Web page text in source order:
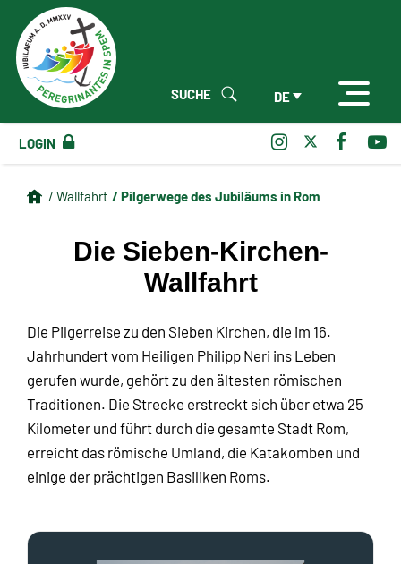
DE
SUCHE
LOGIN
/ Wallfahrt / Pilgerwege des Jubiläums in Rom
Die Sieben-Kirchen-
Wallfahrt
Die Pilgerreise zu den Sieben Kirchen, die im 16.
Jahrhundert vom Heiligen Philipp Neri ins Leben
gerufen wurde, gehört zu den ältesten römischen
Traditionen. Die Strecke erstreckt sich über etwa 25
Kilometer und führt durch die gesamte Stadt Rom,
erreicht das römische Umland, die Katakomben und
einige der prächtigen Basiliken Roms.